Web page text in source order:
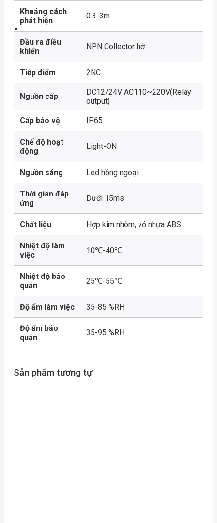
Khoảng cách
phát hiện
0.3-3m
Đầu ra điều
khiển
NPN Collector hở
Tiếp điểm 2NC
Nguồn cấp
DC12/24V AC110~220V(Relay
output)
Cấp bảo vệ IP65
Chế độ hoạt
động
Light-ON
Nguồn sáng Led hồng ngoại
Thời gian đáp
ứng
Dưới 15ms
Chất liệu Hợp kim nhôm, vỏ nhựa ABS
Nhiệt độ làm
việc
10℃-40℃
Nhiệt độ bảo
quản
25℃-55℃
Độ ẩm làm việc 35-85 %RH
Độ ẩm bảo
quản
35-95 %RH
Sản phẩm tương tự